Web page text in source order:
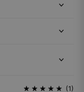
(1)